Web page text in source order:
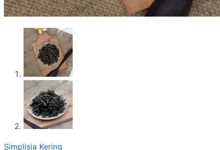
Simplisia Kering